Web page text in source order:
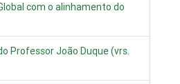
com o alinhamento do
Professor João Duque (vrs.